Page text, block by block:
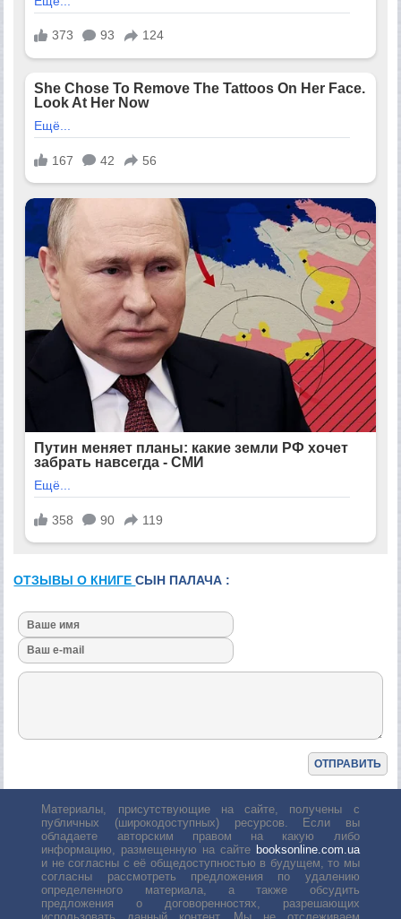
ОТЗЫВЫ О КНИГЕСЫН ПАЛАЧА :
Материалы, присутствующие на сайте, получены с
публичных (широкодоступных) ресурсов. Если вы
обладаете авторским правом на какую либо
информацию, размещенную на сайте booksonline.com.ua
и не согласны с её общедоступностью в будущем, то мы
согласны рассмотреть предложения по удалению
определенного материала, а также обсудить
предложения о договоренностях, разрешающих
использовать данный контент. Мы не отслеживаем